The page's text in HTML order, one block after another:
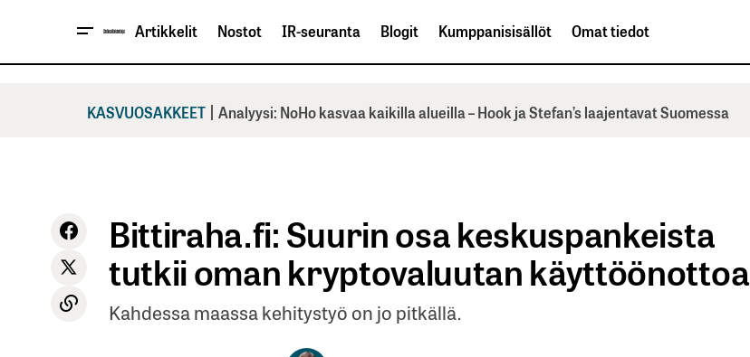
Artikkelit Nostot IR-seuranta Blogit Kumppanisisällöt Omat tiedot
KASVUOSAKKEET | Analyysi: NoHo kasvaa kaikilla alueilla – Hook ja Stefan’s laajentavat Suomessa
Bittiraha.fi: Suurin osa keskuspankeista
tutkii oman kryptovaluutan käyttöönottoa
Kahdessa maassa kehitystyö on jo pitkällä.